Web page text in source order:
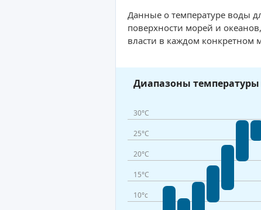
Данные о температуре воды
поверхности морей и
власти в каждом конкретном
Диапазоны
30°C
25°C
20°C
15°C
10°c